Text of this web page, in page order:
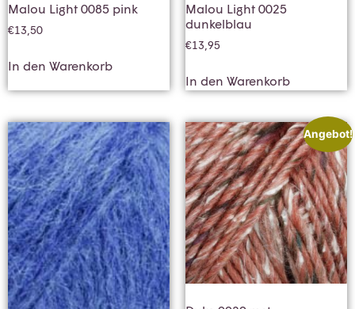
Malou Light 0085 pink
€13,50
In den Warenkorb
Malou Light 0025
dunkelblau
€13,95
In den Warenkorb
Angebot!